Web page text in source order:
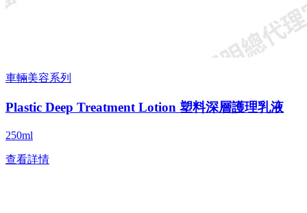
車輛美容系列
Plastic Deep Treatment Lotion 塑料深層護理乳液
250ml
查看詳情